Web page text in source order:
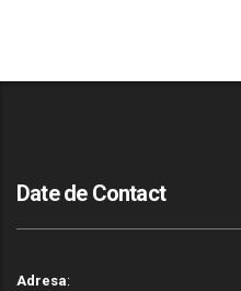
Date de Contact
Adresa: